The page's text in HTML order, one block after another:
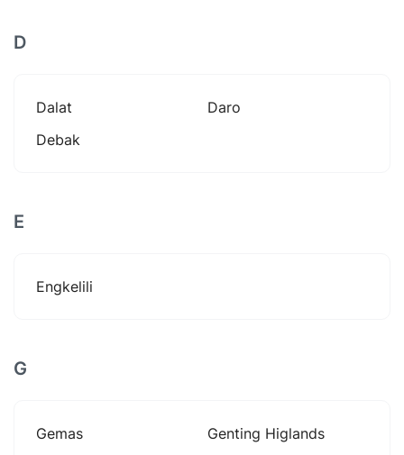
D
Dalat
Daro
Debak
E
Engkelili
G
Gemas
Genting Higlands